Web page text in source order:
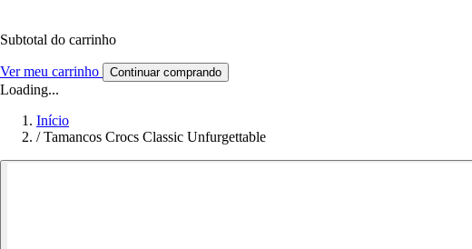
Subtotal do carrinho
Ver meu carrinho Continuar comprando
Loading...
Início
/ Tamancos Crocs Classic Unfurgettable